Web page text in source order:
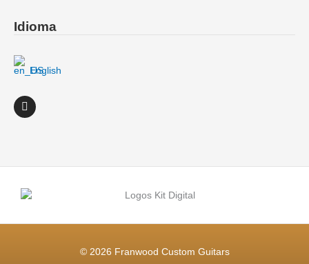
Idioma
English
I
n
r
m
© 2026 Franwood Custom Guitars